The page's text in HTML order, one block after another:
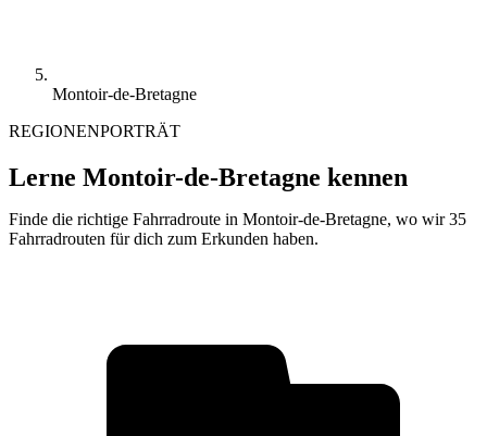
Montoir-de-Bretagne
REGIONENPORTRÄT
Lerne Montoir-de-Bretagne kennen
Finde die richtige Fahrradroute in Montoir-de-Bretagne, wo wir 35
Fahrradrouten für dich zum Erkunden haben.